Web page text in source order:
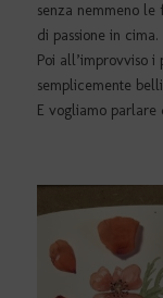
senza nemmeno le
di passione in cima.
Poi all’improvviso i
semplicemente
E vogliamo parlare